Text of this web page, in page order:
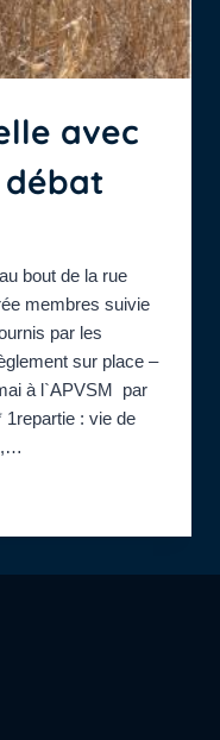
avec
débat
bout de la rue
membres suivie
par les
sur place –
à l`APVSM par
: vie de